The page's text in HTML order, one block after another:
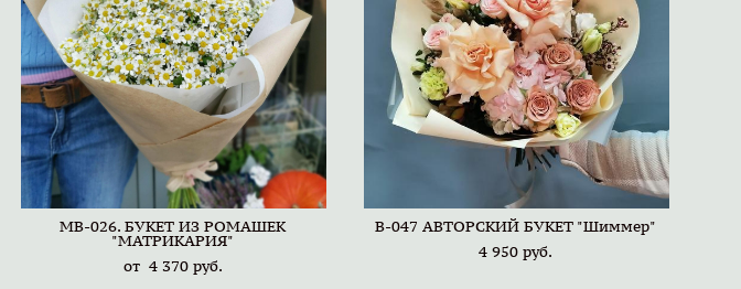
MB-026. БУКЕТ ИЗ РОМАШЕК
"МАТРИКАРИЯ"
от 4 370 pуб.
B-047 АВТОРСКИЙ БУКЕТ "Шиммер"
4 950 pуб.